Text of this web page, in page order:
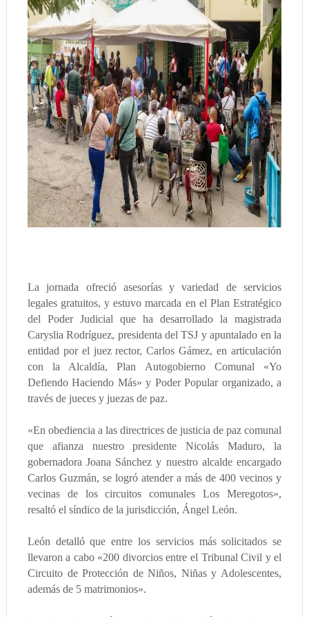
La jornada ofreció asesorías y variedad de servicios
legales gratuitos, y estuvo marcada en el Plan Estratégico
del Poder Judicial que ha desarrollado la magistrada
Caryslia Rodríguez, presidenta del TSJ y apuntalado en la
entidad por el juez rector, Carlos Gámez, en articulación
con la Alcaldía, Plan Autogobierno Comunal «Yo
Defiendo Haciendo Más» y Poder Popular organizado, a
través de jueces y juezas de paz.
«En obediencia a las directrices de justicia de paz comunal
que afianza nuestro presidente Nicolás Maduro, la
gobernadora Joana Sánchez y nuestro alcalde encargado
Carlos Guzmán, se logró atender a más de 400 vecinos y
vecinas de los circuitos comunales Los Meregotos»,
resaltó el síndico de la jurisdicción, Ángel León.
León detalló que entre los servicios más solicitados se
llevaron a cabo «200 divorcios entre el Tribunal Civil y el
Circuito de Protección de Niños, Niñas y Adolescentes,
además de 5 matrimonios».